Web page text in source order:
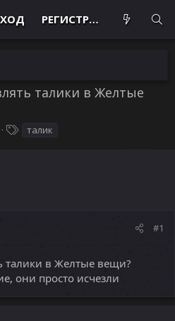
РЕГИСТРАЦИЯ
талики в Желтые
Тталик
#1
талики в Желтые вещи?
они просто исчезли